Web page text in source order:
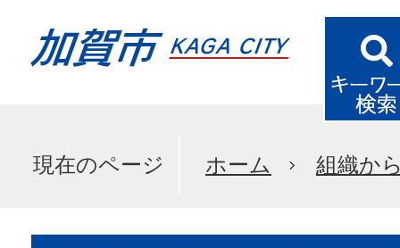
現在のページ ホーム 組織か